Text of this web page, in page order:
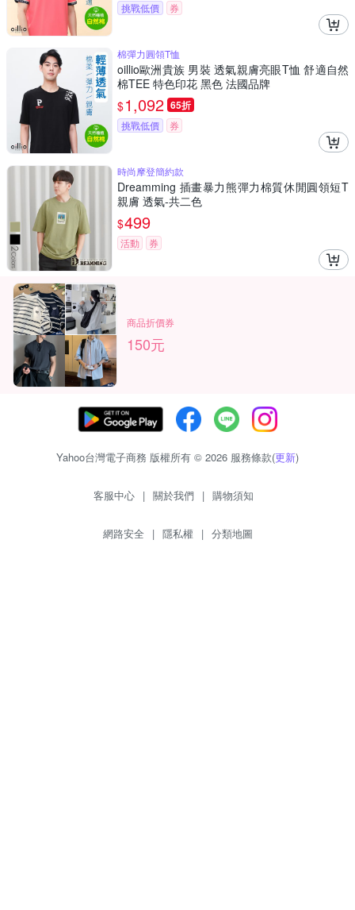
挑戰低價 券
棉彈力圓領T恤
oillio歐洲貴族 男裝 透氣親膚亮眼T恤 舒適自然
棉TEE 特色印花 黑色 法國品牌
$1,092 65折
挑戰低價 券
時尚摩登簡約款
Dreamming 插畫暴力熊彈力棉質休閒圓領短T
親膚 透氣-共二色
$499
活動 券
商品折價券
150元
Yahoo台灣電子商務 版權所有 © 2026 服務條款(更新)
客服中心 | 關於我們 | 購物須知
網路安全 | 隱私權 | 分類地圖